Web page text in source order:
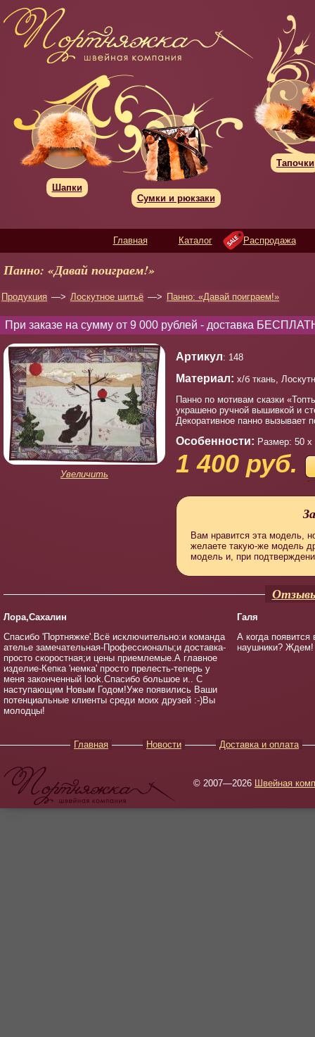
Шапки
Сумки и рюкзаки
Тапочки
Главная Каталог Распродажа
Панно: «Давай поиграем!»
Продукция —> Лоскутное шитьё —> Панно: «Давай поиграем!»
При заказе на сумму от 9 000 рублей - доставка
Увеличить
Артикул: 148
Материал: х/б ткань,
Панно по мотивам сказки
украшено ручной вышивкой и
Декоративное панно вызывает
Особенности: Размер: 50
1 400 руб.
Вам нравится эта модель,
желаете такую-же модель
модель и, при
Лора,Сахалин
Спасибо 'Портняжке'.Всё исключительно:и команда
ателье замечательная-Профессионалы;и доставка-
просто скоростная;и цены приемлемые.А главное
изделие-Кепка 'немка' просто прелесть-теперь у
меня законченный look.Спасибо большое и.. С
наступающим Новым Годом!Уже появились Ваши
потенциальные клиенты среди моих друзей :-)Вы
молодцы!
Галя
А когда
наушники? Ждем!
Главная Новости Доставка и оплата
© 2007—2026 Швейная